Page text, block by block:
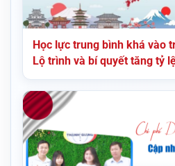
Học lực trung bình khá vào
Lộ trình và bí quyết tăng tỷ